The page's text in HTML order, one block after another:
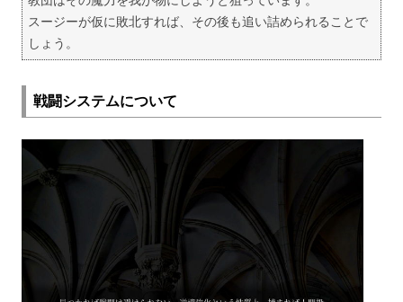
スージーが仮に敗北すれば、その後も追い詰められることで
しょう。
戦闘システムについて